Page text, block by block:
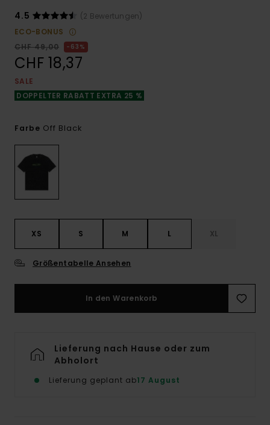
4.5
(2 Bewertungen)
ECO-BONUS
CHF 49,00
63%
CHF 18,37
SALE
DOPPELTER RABATT EXTRA 25 %
Farbe Off Black
XS S M L XL
Größentabelle Ansehen
In den Warenkorb
Lieferung nach Hause oder zum
Abholort
Lieferung geplant ab17 August